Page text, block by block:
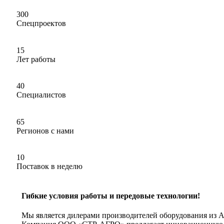
300
Спецпроектов
15
Лет работы
40
Специалистов
65
Регионов с нами
10
Поставок в неделю
Гибкие условия работы и передовые технологии!
Мы является дилерами производителей оборудования из